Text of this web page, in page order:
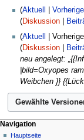
K
e
n
e
B
e
a
r
b
i
Januar
Aktuell Vorherige
Diskussion
Aktuell
Vorherige
Diskussion
neu angelegt:
|bild=Oxyopes
Weibchen }}
Navigation
Hauptseite